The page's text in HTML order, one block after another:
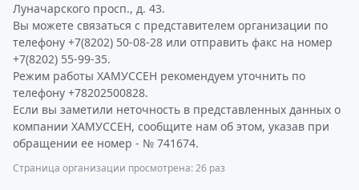
Луначарского просп., д. 43.
Вы можете связаться с представителем организации по
телефону +7(8202) 50-08-28 или отправить факс на номер
+7(8202) 55-99-35.
Режим работы ХАМУССЕН рекомендуем уточнить по
телефону +78202500828.
Если вы заметили неточность в представленных данных о
компании ХАМУССЕН, сообщите нам об этом, указав при
обращении ее номер - № 741674.
Страница организации просмотрена: 26 раз